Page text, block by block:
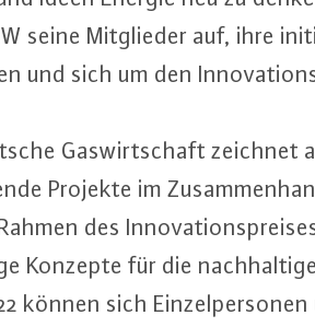
seine Mit­glie­der auf, ihre
und sich um den
Gas­wirt­schaft zeichnet
Projekte im
des
Konzepte für die
können sich